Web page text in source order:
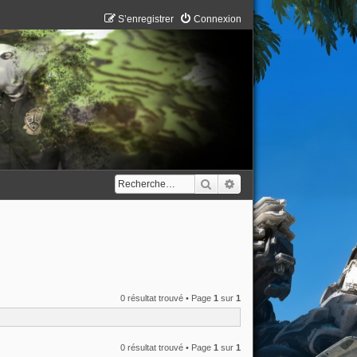
Connexion
S’enregistrer
Rechercher
0 résultat trouvé • Page 1 sur 1
0 résultat trouvé • Page 1 sur 1